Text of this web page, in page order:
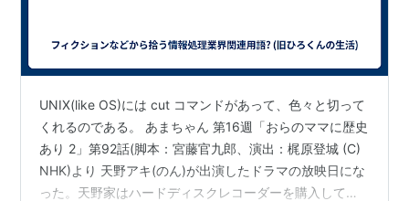
UNIX(like OS)には cut コマンドがあって、色々と切って
くれるのである。 あまちゃん 第16週「おらのママに歴史
あり 2」第92話(脚本：宮藤官九郎、演出：梶原登城 (C)
NHK)より 天野アキ(のん)が出演したドラマの放映日にな
った。天野家はハードディスクレコーダーを購入してい